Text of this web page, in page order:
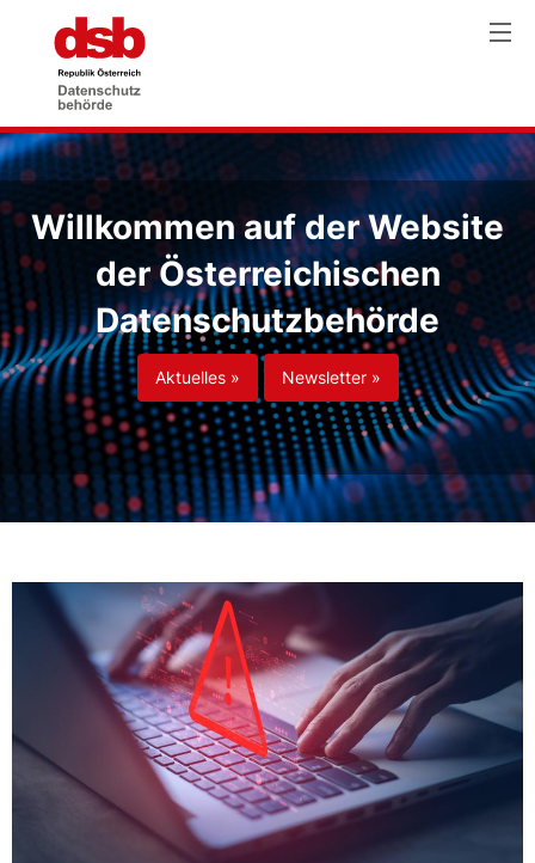
Willkommen auf der Website
der Österreichischen
Datenschutzbehörde
Aktuelles » Newsletter »